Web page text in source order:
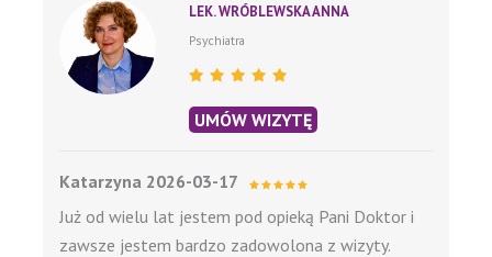
LEK. WRÓBLEWSKA ANNA
Psychiatra
UMÓW WIZYTĘ
Katarzyna 2026-03-17
Już od wielu lat jestem pod opieką Pani Doktor i
zawsze jestem bardzo zadowolona z wizyty.